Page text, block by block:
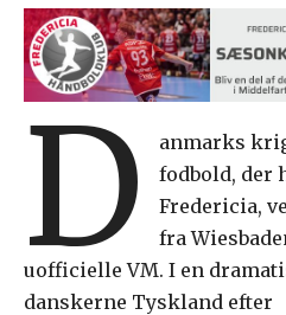
D
anmarks
fodbold, der
Fredericia,
fra
uofficielle VM. I en
danskerne Tyskland efter